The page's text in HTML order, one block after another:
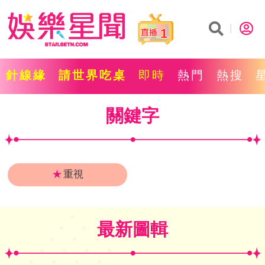
1
針線緣 請世界吃桌 即時 熱門 熱搜
關鍵字
★重視
最新圖輯